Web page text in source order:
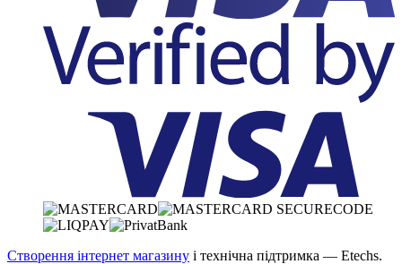
Створення інтернет магазину і технічна підтримка — Etechs.